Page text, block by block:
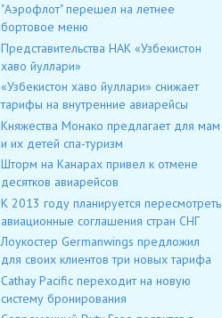
"Аэрофлот" перешел на летнее
бортовое меню
Представительства НАК «Узбекистон
хаво йуллари»
«Узбекистон хаво йуллари» снижает
тарифы на внутренние авиарейсы
Княжества Монако предлагает для мам
и их детей спа-туризм
Шторм на Канарах привел к отмене
десятков авиарейсов
К 2013 году планируется пересмотреть
авиационные соглашения стран СНГ
Лоукостер Germanwings предложил
для своих клиентов три новых тарифа
Cathay Pacific переходит на новую
систему бронирования